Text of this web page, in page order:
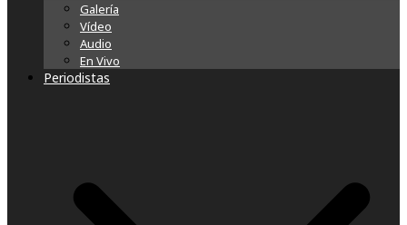
Galería
Vídeo
Audio
En Vivo
Periodistas